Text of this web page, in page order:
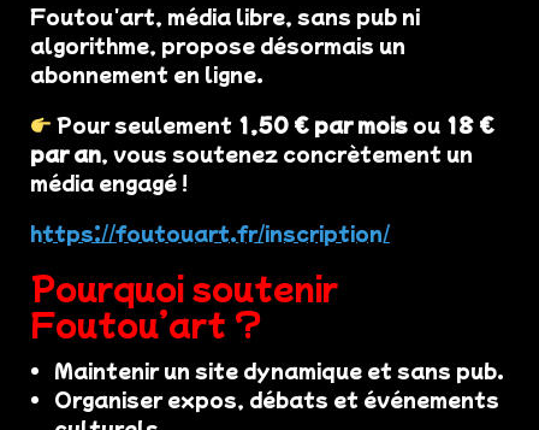
Foutou'art, média libre, sans pub ni
algorithme, propose désormais un
abonnement en ligne.
Pour seulement 1,50 € par mois ou 18 €
par an, vous soutenez concrètement un
média engagé !
https://foutouart.fr/inscription/
Pourquoi soutenir
Foutou’art ?
Maintenir un site dynamique et sans pub.
Organiser expos, débats et événements